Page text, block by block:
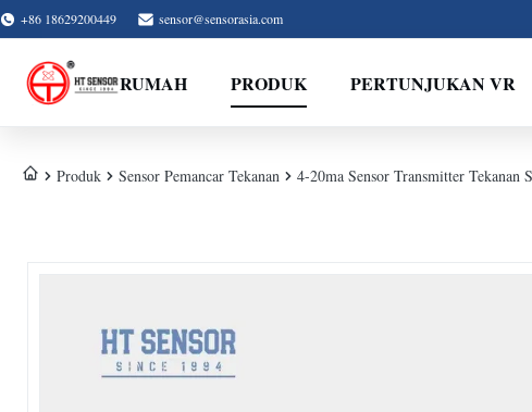
+86 18629200449 sensor@sensorasia.com
RUMAH PRODUK PERTUNJUKAN VR
Produk Sensor Pemancar Tekanan 4-20ma Sensor Transmitter Tekanan